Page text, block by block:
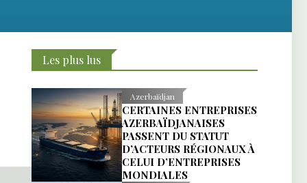
Les plus lus
Azerbaïdjan
CERTAINES ENTREPRISES
AZERBAÏDJANAISES
PASSENT DU STATUT
D’ACTEURS RÉGIONAUX À
CELUI D’ENTREPRISES
MONDIALES